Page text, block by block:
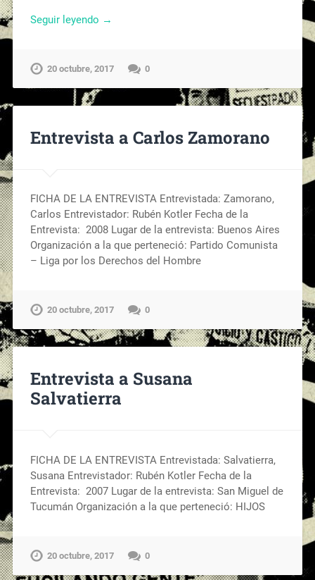
Seguir leyendo →
20 octubre, 2017 0
Entrevista a Carlos Zamorano
FICHA DE LA ENTREVISTA Entrevistada: Zamorano,
Carlos Entrevistador: Rubén Kotler Fecha de la
Entrevista: 2008 Lugar de la entrevista: Buenos Aires
Organización a la que perteneció: Partido Comunista
– Liga por los Derechos del Hombre
20 octubre, 2017 0
Entrevista a Susana
Salvatierra
FICHA DE LA ENTREVISTA Entrevistada: Salvatierra,
Susana Entrevistador: Rubén Kotler Fecha de la
Entrevista: 2007 Lugar de la entrevista: San Miguel de
Tucumán Organización a la que perteneció: HIJOS
20 octubre, 2017 0